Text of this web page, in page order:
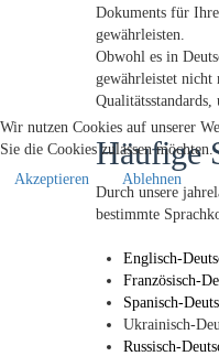
Dokuments für
gewährleisten.
Obwohl es in
gewährleistet nicht
Häufige
Durch unsere
bestimmte
Englisch-
Französisch-
Spanisch-
Ukrainisch-
Russisch-
Wir nutzen Cookies auf unserer
Sie die Cookies zulassen
Akzeptieren
Ablehnen